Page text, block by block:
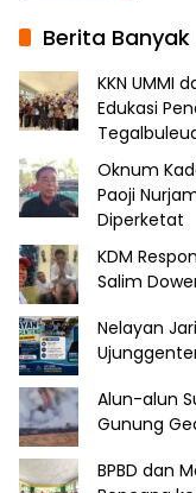
Berita
KKN UMMI
Edukasi
Oknum
Paoji
Diperketat
KDM
Salim
Nelayan
Alun-alun
Gunung
BPBD dan